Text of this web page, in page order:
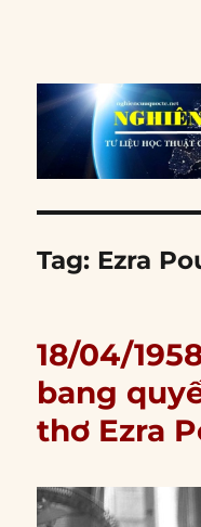
Tag: Ezra
18/04/
bang
thơ Ezra